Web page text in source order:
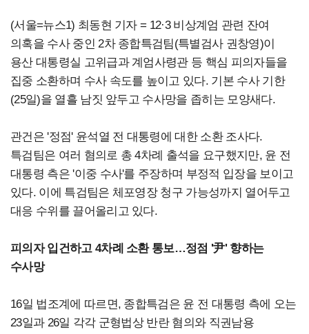
(서울=뉴스1) 최동현 기자 = 12·3 비상계엄 관련 잔여
의혹을 수사 중인 2차 종합특검팀(특별검사 권창영)이
용산 대통령실 고위급과 계엄사령관 등 핵심 피의자들을
집중 소환하며 수사 속도를 높이고 있다. 기본 수사 기한
(25일)을 열흘 남짓 앞두고 수사망을 좁히는 모양새다.
관건은 '정점' 윤석열 전 대통령에 대한 소환 조사다.
특검팀은 여러 혐의로 총 4차례 출석을 요구했지만, 윤 전
대통령 측은 '이중 수사'를 주장하며 부정적 입장을 보이고
있다. 이에 특검팀은 체포영장 청구 가능성까지 열어두고
대응 수위를 끌어올리고 있다.
피의자 입건하고 4차례 소환 통보…정점 '尹' 향하는
수사망
16일 법조계에 따르면, 종합특검은 윤 전 대통령 측에 오는
23일과 26일 각각 군형법상 반란 혐의와 직권남용